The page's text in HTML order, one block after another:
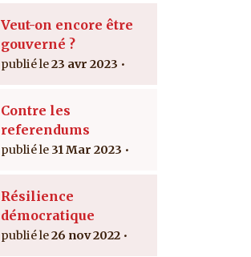
Veut-on encore être
gouverné ?
23 avr 2023
Contre les
referendums
31 Mar 2023
Résilience
démocratique
26 nov 2022